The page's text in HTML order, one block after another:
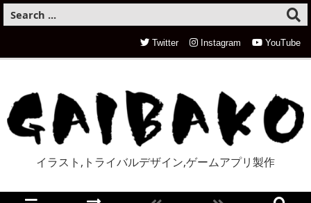
イラスト,トライバルデザイン,ゲームアプリ製作
Twitter Instagram YouTube